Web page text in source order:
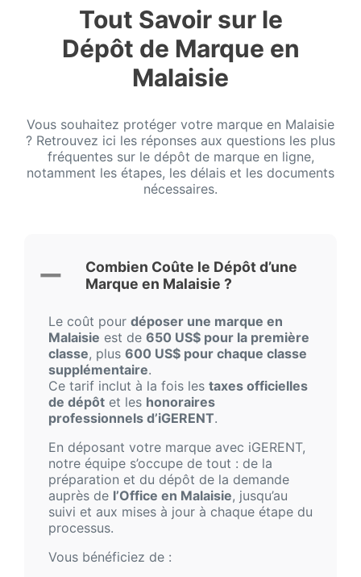
Tout Savoir sur le
Dépôt de Marque en
Malaisie
Vous souhaitez protéger votre marque en Malaisie
? Retrouvez ici les réponses aux questions les plus
fréquentes sur le dépôt de marque en ligne,
notamment les étapes, les délais et les documents
nécessaires.
Combien Coûte le Dépôt d’une
Marque en Malaisie ?
Le coût pour déposer une marque en
Malaisie est de 650 US$ pour la première
classe, plus 600 US$ pour chaque classe
supplémentaire.
Ce tarif inclut à la fois les taxes officielles
de dépôt et les honoraires
professionnels d’iGERENT.
En déposant votre marque avec iGERENT,
notre équipe s’occupe de tout : de la
préparation et du dépôt de la demande
auprès de l’Office en Malaisie, jusqu’au
suivi et aux mises à jour à chaque étape du
processus.
Vous bénéficiez de :